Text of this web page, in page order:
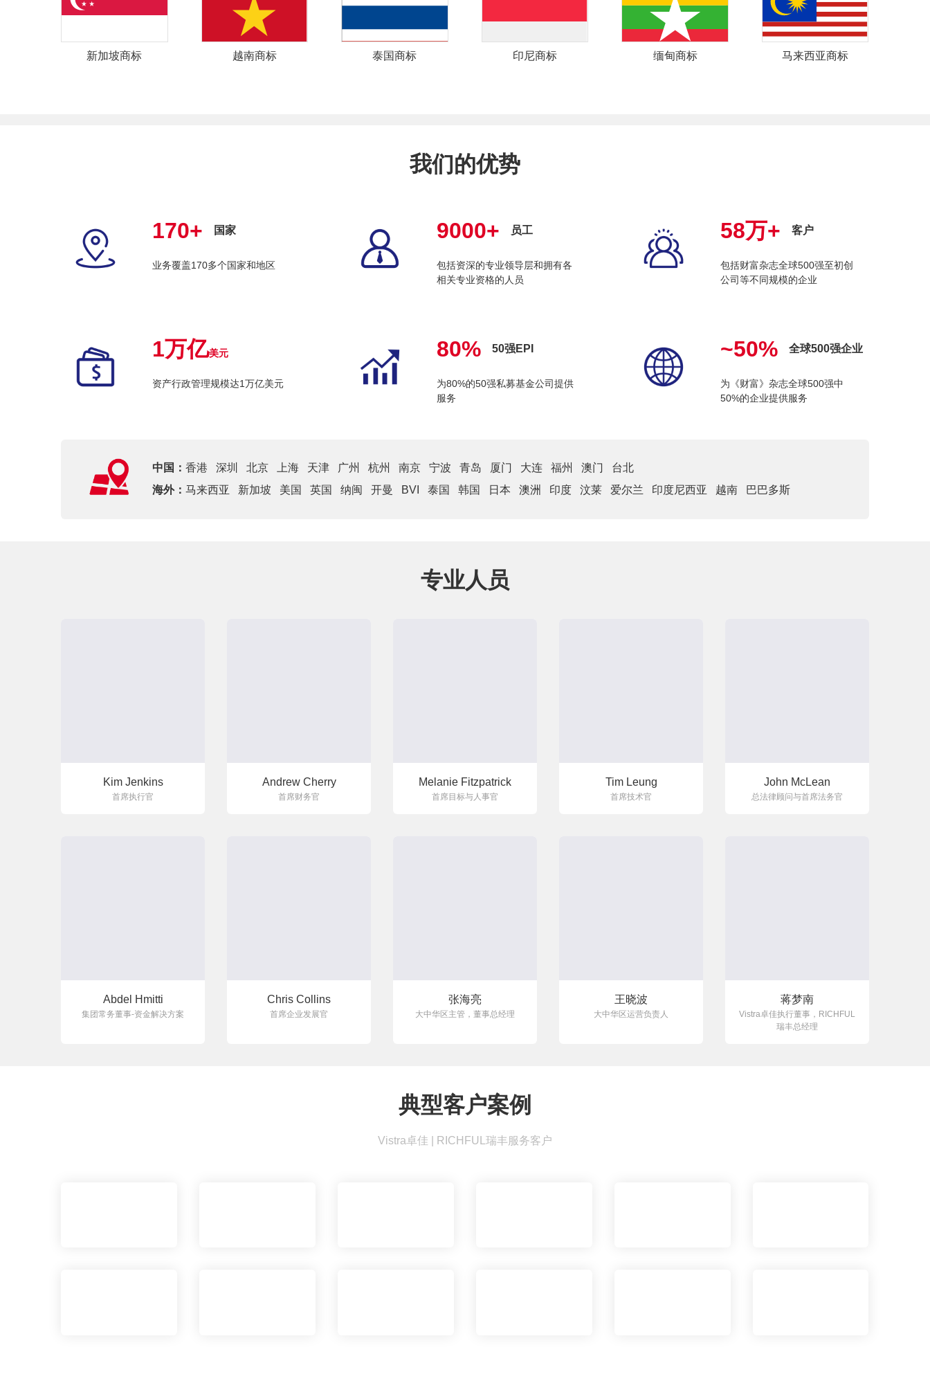
新加坡商标 越南商标 泰国商标 印尼商标 缅甸商标 马来西亚商标
我们的优势
170+ 国家
业务覆盖170多个国家和地区
9000+ 员工
包括资深的专业领导层和拥有各
相关专业资格的人员
58万+ 客户
包括财富杂志全球500强至初创
公司等不同规模的企业
1万亿美元
资产行政管理规模达1万亿美元
80% 50强EPI
为80%的50强私募基金公司提供
服务
~50% 全球500强企业
为《财富》杂志全球500强中
50%的企业提供服务
中国： 香港 深圳 北京 上海 天津 广州 杭州 南京 宁波 青岛 厦门 大连 福州 澳门
台北
海外： 马来西亚 新加坡 美国 英国 纳闽 开曼 BVI 泰国 韩国 日本 澳洲 印度 汶莱 爱尔兰 印度尼西亚 越南 巴巴多斯
专业人员
Kim Jenkins
首席执行官
Andrew Cherry
首席财务官
Melanie Fitzpatrick
首席目标与人事官
Tim Leung
首席技术官
John McLean
总法律顾问与首席法务官
Abdel Hmitti
集团常务董事-资金解决方案
Chris Collins
首席企业发展官
张海亮
大中华区主管，董事总经理
王晓波
大中华区运营负责人
蒋梦南
Vistra卓佳执行董事，RICHFUL
瑞丰总经理
典型客户案例
Vistra卓佳 | RICHFUL瑞丰服务客户